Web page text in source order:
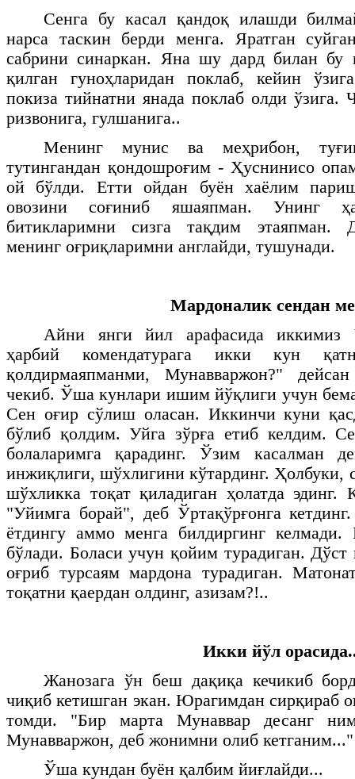
Сенга бу касал қандоқ илашди
нарса таскин берди менга. Яратган
сабрини синаркан. Яна шу дард билан бу
қилган гуноҳларидан поклаб, кейин
покиза тийнатни янада поклаб олди ўзига.
ризвонига, гулшанига..
Менинг мунис ва меҳрибон,
тутингандан қондошроғим - Ҳуснинисо
ой бўлди. Етти ойдан буён хаёлим
овозини соғиниб яшаяпман. Унинг
битикларимни сизга тақдим этаяпман.
менинг оғриқларимни англайди, тушунади.
Мардоналик сендан
Айни янги йил арафасида иккимиз
ҳарбий комендатурага икки кун
қолдирмаяпманми, Мунавваржон?"
чекиб. Ўша кунлари ишим йўқлиги учун
Сен оғир сўлиш оласан. Иккинчи куни
бўлиб қолдим. Уйга зўрға етиб келдим.
болаларимга қарадинг. Ўзим касалман
инжиқлиги, шўхлигини кўтардинг. Ҳолбуки,
шўхликка тоқат қиладиган ҳолатда
"Уйимга борай", деб Ўртақўрғонга
ётдингу аммо менга билдиргинг
бўлади. Боласи учун қойим турадиган.
оғриб турсаям мардона турадиган.
тоқатни қаердан олдинг, азизам?!..
Икки йўл
Жанозага ўн беш дақиқа кечикиб
чиқиб кетишган экан. Юрагимдан сирқираб
томди. "Бир марта Мунаввар десанг
Мунавваржон, деб жонимни олиб кетганим..."
Ўша кундан буён қалбим йиғлайди...